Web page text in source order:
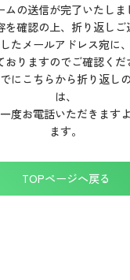
ムの送信が完了いたしま
を確認の上、折り返しご
たメールアドレス宛に
おりますのでご確認くだ
にこちらから折り返し
は、
度お電話いただきます
ます。
TOPページへ戻る